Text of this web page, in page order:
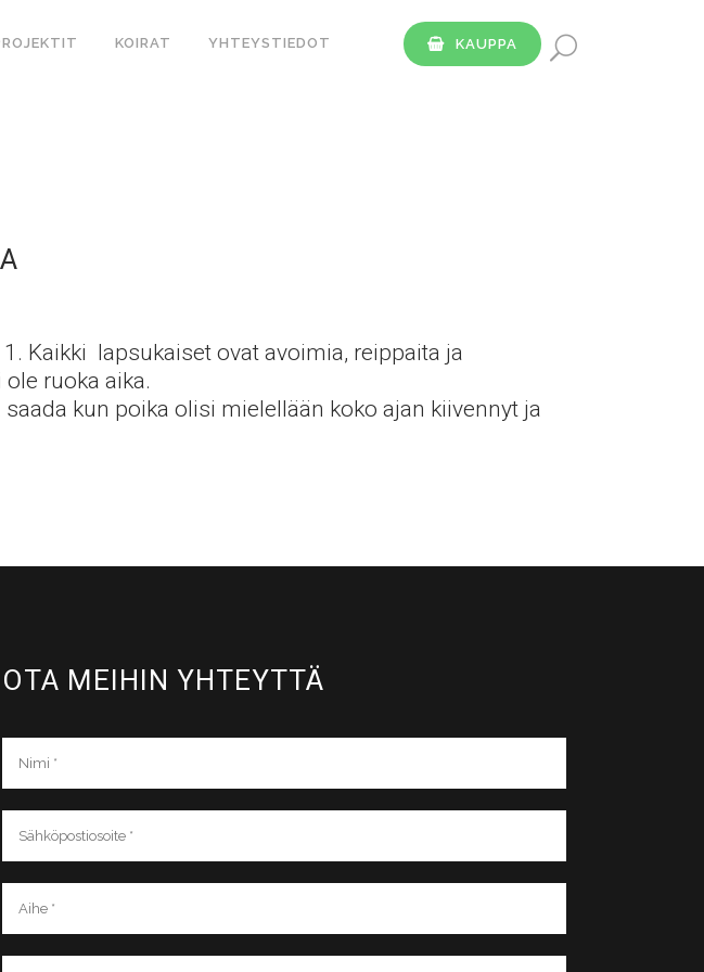
KOIRAT YHTEYSTIEDOT KAUPPA
Kaikki lapsukaiset ovat avoimia, reippaita ja
ruoka aika.
kun poika olisi mielellään koko ajan kiivennyt ja
OTA MEIHIN YHTEYTTÄ​